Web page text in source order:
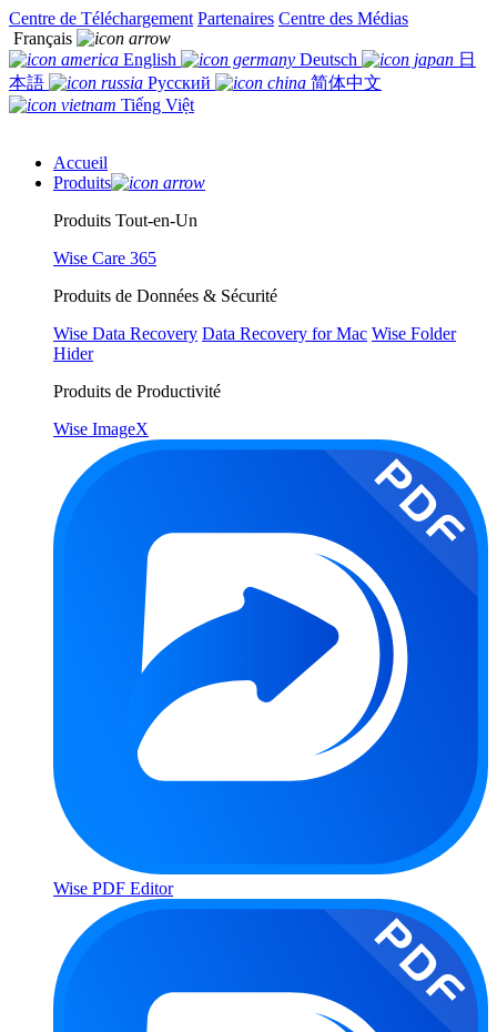
Centre de Téléchargement Partenaires Centre des Médias
Français
English
Deutsch
日
本語
Русский
简体中文
Tiếng Việt
Accueil
Produits
Produits Tout-en-Un
Wise Care 365
Produits de Données & Sécurité
Wise Data Recovery Data Recovery for Mac Wise Folder
Hider
Produits de Productivité
Wise ImageX
Wise PDF Editor